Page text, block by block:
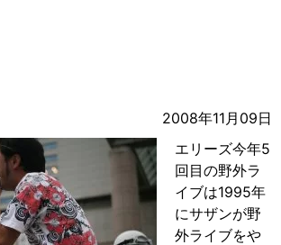
2008年11月09日
エリーズ今年5
回目の野外ラ
イブは1995年
にサザンが野
外ライブをや